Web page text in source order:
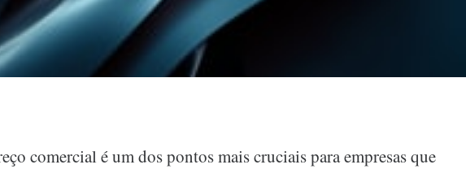
comercial é um dos pontos mais cruciais para empresas que